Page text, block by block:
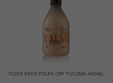
70359 EKOS POLPA CRP TUCUMA 400ML